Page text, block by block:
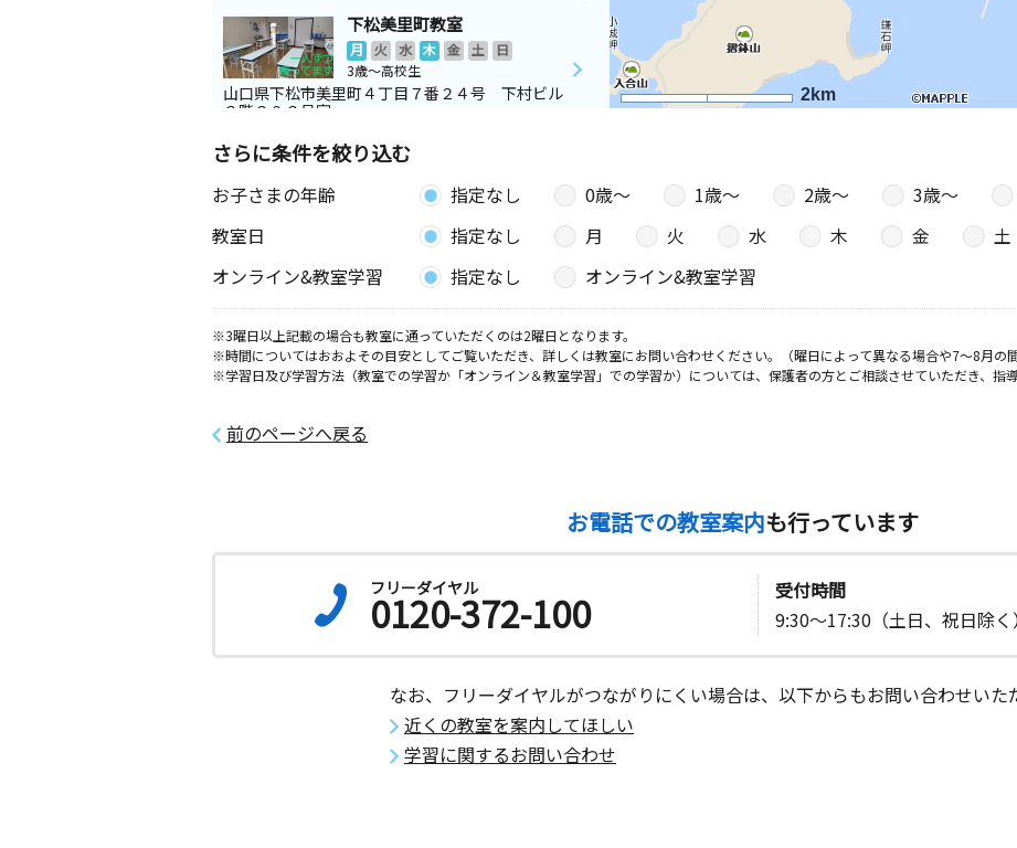
2km
下松美里町教室
月 火 水 木 金 土
日
3歳～高校生
山口県下松市美里町４丁目７番２４号 下村ビル
２階２０２号室
下松久保教室
木 金 土 日
山口県下松市河内９４４－１３
下松瑞穂町教室
0歳～高校生
山口県下松市瑞穂町４丁目３－１２ 中村総合福
祉センター
さらに条件を絞り込む
お子さまの年齢 指定なし 0歳〜 1歳〜 2歳〜 3歳〜
教室日
指定なし 月 火 水 木 金
土
オンライン&教室学習
指定なし オンライン&教室学習
※3曜日以上記載の場合も教室に通っていただくのは2曜日となります。
※時間についてはおおよその目安としてご覧いただき、詳しくは教室にお問い合わせください。（曜日によって異なる場合や7～8月の
※学習日及び学習方法（教室での学習か「オンライン＆教室学習」での学習か）については、保護者の方とご相談させていただき、指導
前のページへ戻る
お電話での教室案内も行っています
フリーダイヤル
0120-372-100
受付時間
9:30～17:30（土日、祝日除く）
なお、フリーダイヤルがつながりにくい場合は、以下からもお問い合わせいた
近くの教室を案内してほしい
学習に関するお問い合わせ